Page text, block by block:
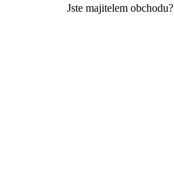
Jste majitelem obchodu?